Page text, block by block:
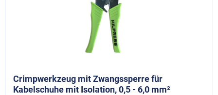
Crimpwerkzeug mit Zwangssperre für
Kabelschuhe mit Isolation, 0,5 - 6,0 mm²